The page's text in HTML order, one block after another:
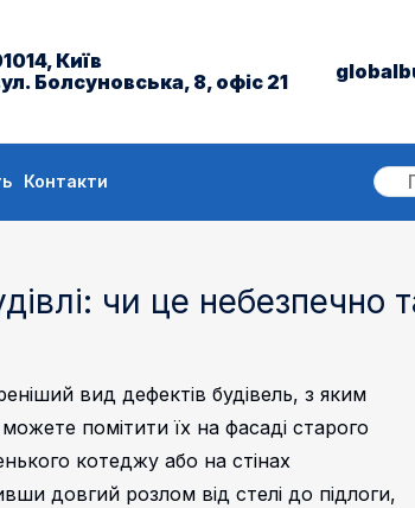
Київ
Болсуновська, 8, офіс 21
Контакти
чи це небезпечно
вид дефектів будівель, з яким
помітити їх на фасаді старого
котеджу або на стінах
довгий розлом від стелі до підлоги,